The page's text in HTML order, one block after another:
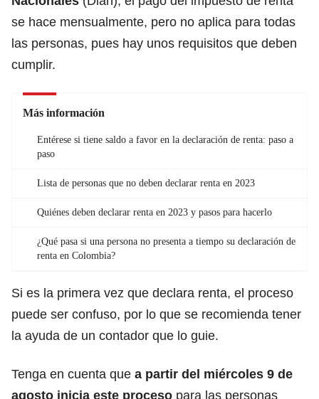
se hace mensualmente, pero no aplica para todas
las personas, pues hay unos requisitos que deben
cumplir.
Más información
Entérese si tiene saldo a favor en la declaración de renta: paso a
paso
Lista de personas que no deben declarar renta en 2023
Quiénes deben declarar renta en 2023 y pasos para hacerlo
¿Qué pasa si una persona no presenta a tiempo su declaración de
renta en Colombia?
Si es la primera vez que declara renta, el proceso
puede ser confuso, por lo que se recomienda tener
la ayuda de un contador que lo guie.
Tenga en cuenta que a partir del miércoles 9 de
agosto inicia este proceso para las personas